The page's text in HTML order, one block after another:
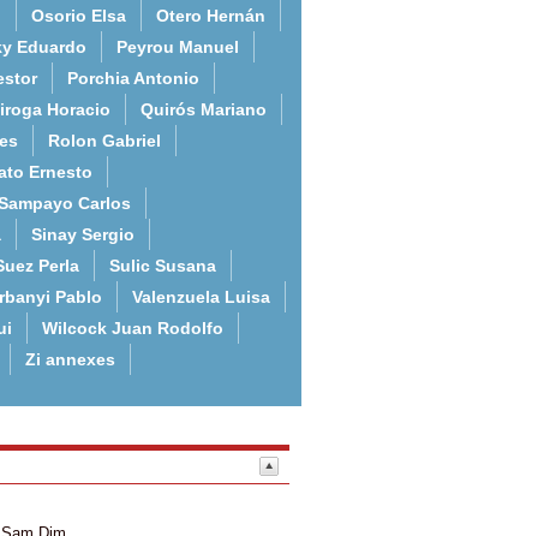
Osorio Elsa
Otero Hernán
Eduardo
Peyrou Manuel
Porchia Antonio
Horacio
Quirós Mariano
Rolon Gabriel
Ernesto
Carlos
Sinay Sergio
Perla
Sulic Susana
Pablo
Valenzuela Luisa
Wilcock Juan Rodolfo
Zi annexes